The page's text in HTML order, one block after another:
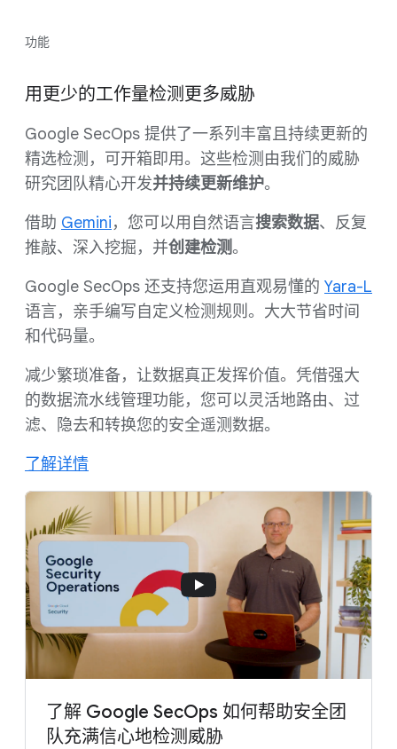
功能
用更少的工作量检测更多威胁
Google SecOps 提供了一系列丰富且持续更新的
精选检测，可开箱即用。这些检测由我们的威胁
研究团队精心开发并持续更新维护。
借助 Gemini，您可以用自然语言搜索数据、反复
推敲、深入挖掘，并创建检测。
Google SecOps 还支持您运用直观易懂的 Yara-L
语言，亲手编写自定义检测规则。大大节省时间
和代码量。
减少繁琐准备，让数据真正发挥价值。凭借强大
的数据流水线管理功能，您可以灵活地路由、过
滤、隐去和转换您的安全遥测数据。
了解详情
了解 Google SecOps 如何帮助安全团
队充满信心地检测威胁